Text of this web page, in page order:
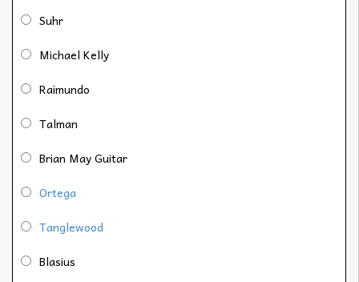
Suhr
Michael Kelly
Raimundo
Talman
Brian May Guitar
Ortega
Tanglewood
Blasius